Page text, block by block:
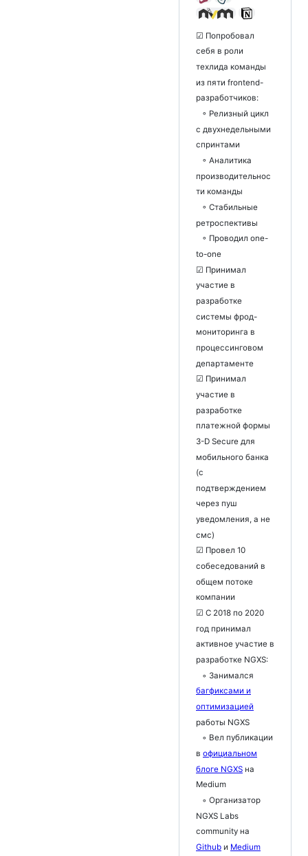
☑ Попробовал
себя в роли
тeхлида команды
из пяти frontend-
разработчиков:
◦ Релизный цикл
с двухнедельными
спринтами
◦ Аналитика
производительнос
ти команды
◦ Стабильные
ретроспективы
◦ Проводил one-
to-one
☑ Принимал
участие в
разработке
системы фрод-
мониторинга в
процессинговом
департаменте
☑ Принимал
участие в
разработке
платежной формы
3-D Secure для
мобильного банка
(с
подтверждением
через пуш
уведомления, а не
смс)
☑ Провел 10
собеседований в
общем потоке
компании
☑ С 2018 по 2020
год принимал
активное участие в
разработке NGXS:
◦ Занимался
багфиксами и
оптимизацией
работы NGXS
◦ Вел публикации
в официальном
блоге NGXS на
Medium
◦ Организатор
NGXS Labs
community на
Github и Medium